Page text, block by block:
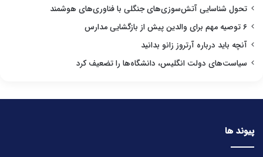
تحول شناسایی آتش‌سوزی‌های جنگلی با فناوری‌های هوشمند
۶ توصیه مهم برای والدین پیش از بازگشایی مدارس
آنچه باید درباره آرتروز زانو بدانید
سیاست‌های دولت انگلیس، دانشگاه‌ها را تضعیف کرد
پیوند ها